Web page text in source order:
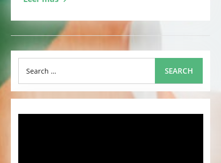
for:
SEARCH